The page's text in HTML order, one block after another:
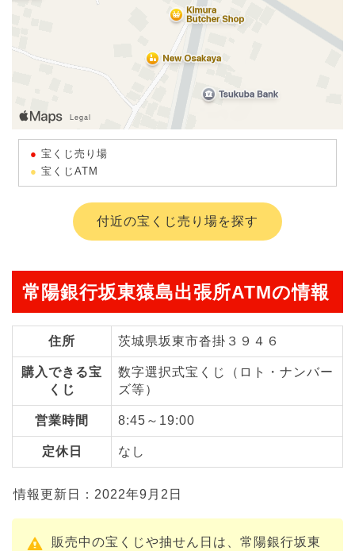
宝くじ売り場
宝くじATM
付近の宝くじ売り場を探す
常陽銀行坂東猿島出張所ATMの情報
住所 茨城県坂東市沓掛３９４６
購入できる宝
くじ
数字選択式宝くじ（ロト・ナンバー
ズ等）
営業時間 8:45～19:00
定休日 なし
情報更新日：2022年9月2日
販売中の宝くじや抽せん日は、常陽銀行坂東